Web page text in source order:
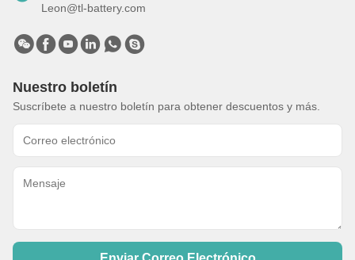
Leon@tl-battery.com
Nuestro boletín
Suscríbete a nuestro boletín para obtener descuentos y más.